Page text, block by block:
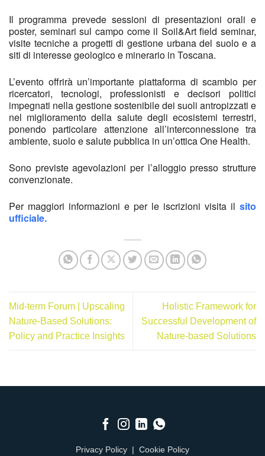
Il programma prevede sessioni di presentazioni orali e
poster, seminari sul campo come il Soil&Art field seminar,
visite tecniche a progetti di gestione urbana del suolo e a
siti di interesse geologico e minerario in Toscana.
L’evento offrirà un’importante piattaforma di scambio per
ricercatori, tecnologi, professionisti e decisori politici
impegnati nella gestione sostenibile dei suoli antropizzati e
nel miglioramento della salute degli ecosistemi terrestri,
ponendo particolare attenzione all’interconnessione tra
ambiente, suolo e salute pubblica in un’ottica One Health.
Sono previste agevolazioni per l’alloggio presso strutture
convenzionate.
Per maggiori informazioni e per le iscrizioni visita il sito
ufficiale.
Mid-term Forum | Upscaling
Nature-Based Solutions:
Policy and Practice Insights
Holistic Framework for
Successful Development of
Nature-based Solutions
Privacy Policy Cookie Policy